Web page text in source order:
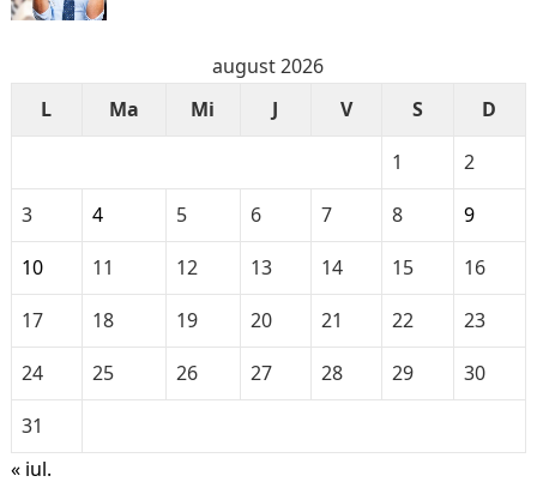
august 2026
L
Ma Mi J V S
D
1
2
3
4 5 6 7 8
9
10
11 12 13 14 15
16
17
18 19 20 21 22
23
24
25 26 27 28 29
30
31
« iul.